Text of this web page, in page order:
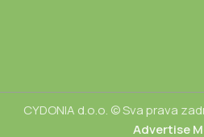
CYDONIA d.o.o. © Sva prava
Advertise